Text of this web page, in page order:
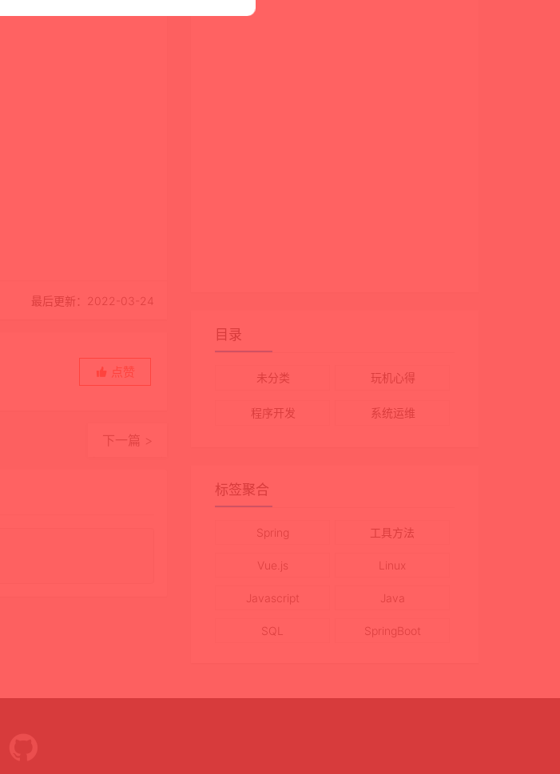
最后更新：2022-03-24
点赞
下一篇 >
目录
未分类 玩机心得
程序开发 系统运维
标签聚合
Spring 工具方法
Vue.js Linux
Javascript Java
SQL SpringBoot